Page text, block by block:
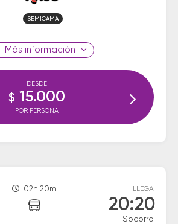
SEMICAMA
información
DESDE
$ 15.000
POR PERSONA
02h 20m LLEGA
20:20
Socorro